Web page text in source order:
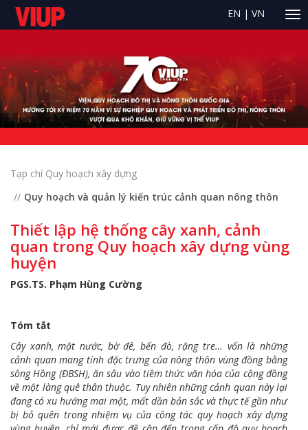
EN | VN
Tạp chí Quy hoạch xây dựng
Quy hoạch và quản lý kiến trúc cảnh quan nông thôn
Thiết lập hệ thống cây xanh, cảnh
quan trong Quy hoạch xây dựng vùng
huyện
PGS.TS. Phạm Hùng Cường
Tóm tắt
Cây xanh, mặt nước, bờ đê, bến đò, rặng tre… vốn là những
cảnh quan mang tính đặc trưng của nông thôn vùng đồng bằng
sông Hồng (ĐBSH), ăn sâu vào tiềm thức văn hóa của cộng đồng
về một làng quê thân thuộc. Tuy nhiên những cảnh quan này lại
đang có xu hướng mai một, mất dần bản sắc và thực tế gần như
bị bỏ quên trong nhiệm vụ của công tác quy hoạch xây dựng